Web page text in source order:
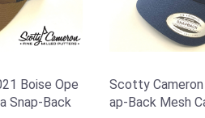
Boise Ope
Snap-Back
Scotty Cameron
ap-Back Mesh